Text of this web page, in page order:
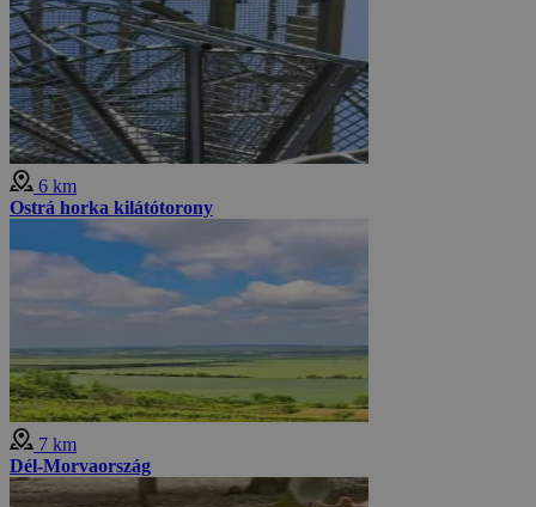
6 km
Ostrá horka kilátótorony
7 km
Dél-Morvaország